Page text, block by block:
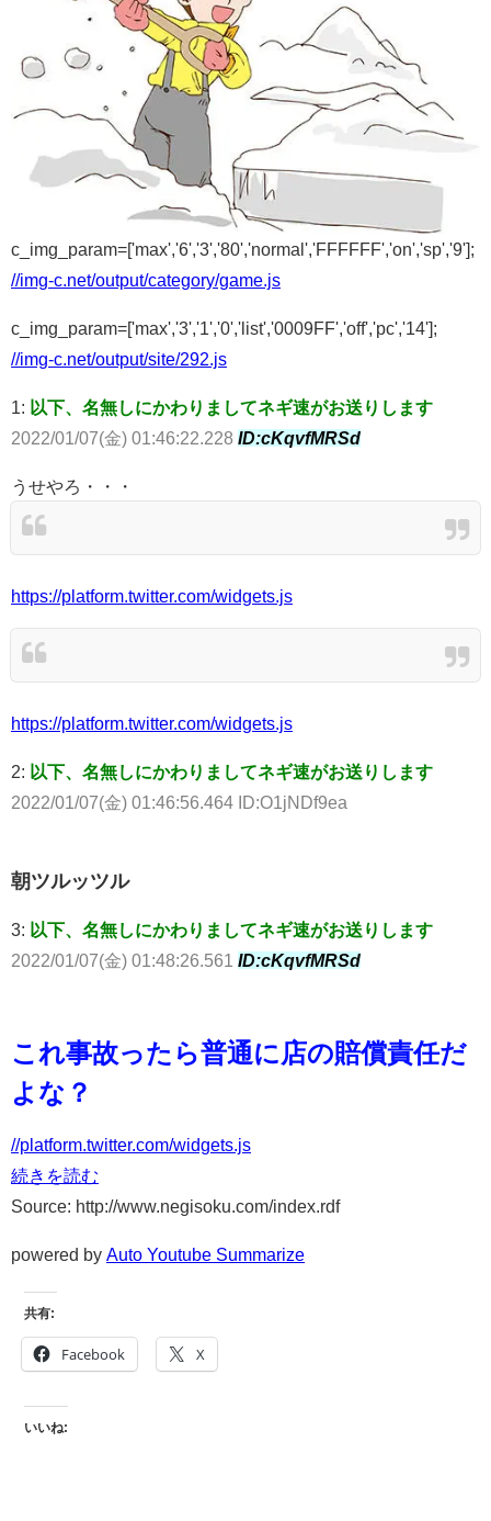
c_img_param=['max','6','3','80','normal','FFFFFF','on','sp','9'];
//img-c.net/output/category/game.js
c_img_param=['max','3','1','0','list','0009FF','off','pc','14'];
//img-c.net/output/site/292.js
1: 以下、名無しにかわりましてネギ速がお送りします
2022/01/07(金) 01:46:22.228 ID:cKqvfMRSd
うせやろ・・・
https://platform.twitter.com/widgets.js
https://platform.twitter.com/widgets.js
2: 以下、名無しにかわりましてネギ速がお送りします
2022/01/07(金) 01:46:56.464 ID:O1jNDf9ea
朝ツルッツル
3: 以下、名無しにかわりましてネギ速がお送りします
2022/01/07(金) 01:48:26.561 ID:cKqvfMRSd
これ事故ったら普通に店の賠償責任だ
よな？
//platform.twitter.com/widgets.js
続きを読む
Source: http://www.negisoku.com/index.rdf
powered by Auto Youtube Summarize
共有:
Facebook X
いいね: